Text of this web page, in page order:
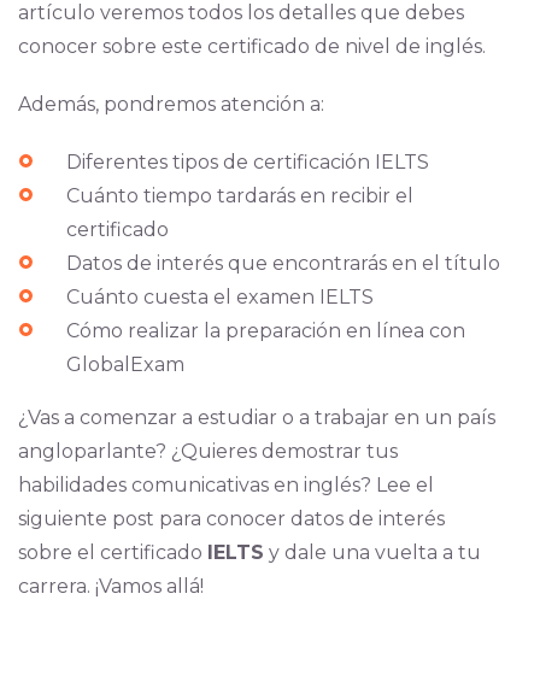
artículo veremos todos los detalles que debes
conocer sobre este certificado de nivel de inglés.
Además, pondremos atención a:
Diferentes tipos de certificación IELTS
Cuánto tiempo tardarás en recibir el
certificado
Datos de interés que encontrarás en el título
Cuánto cuesta el examen IELTS
Cómo realizar la preparación en línea con
GlobalExam
¿Vas a comenzar a estudiar o a trabajar en un país
angloparlante? ¿Quieres demostrar tus
habilidades comunicativas en inglés? Lee el
siguiente post para conocer datos de interés
sobre el certificado IELTS y dale una vuelta a tu
carrera. ¡Vamos allá!